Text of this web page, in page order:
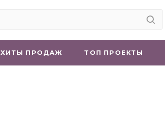
ХИТЫ ПРОДАЖ ТОП ПРОЕКТЫ